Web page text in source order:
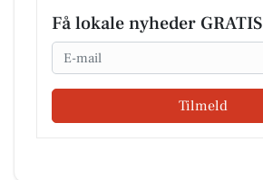
Få lokale nyheder GRATIS
Email
Tilmeld